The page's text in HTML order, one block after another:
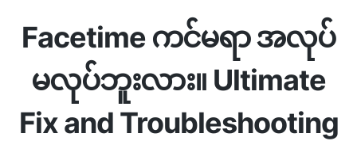
Facetime ကင်မရာ အလုပ်
မလုပ်ဘူးလား။ Ultimate
Fix and Troubleshooting